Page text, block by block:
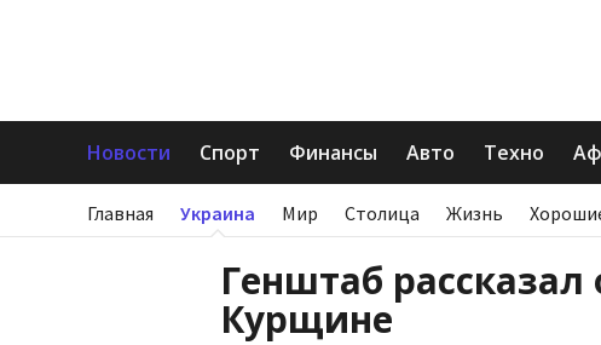
Новости Спорт Финансы Авто Техно
Главная Украина Мир Столица Жизнь
Генштаб
Курщине